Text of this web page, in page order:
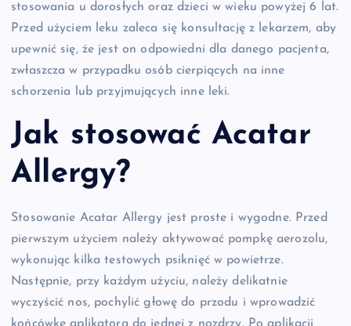
stosowania u dorosłych oraz dzieci w wieku powyżej 6 lat.
Przed użyciem leku zaleca się konsultację z lekarzem, aby
upewnić się, że jest on odpowiedni dla danego pacjenta,
zwłaszcza w przypadku osób cierpiących na inne
schorzenia lub przyjmujących inne leki.
Jak stosować Acatar
Allergy?
Stosowanie Acatar Allergy jest proste i wygodne. Przed
pierwszym użyciem należy aktywować pompkę aerozolu,
wykonując kilka testowych psiknięć w powietrze.
Następnie, przy każdym użyciu, należy delikatnie
wyczyścić nos, pochylić głowę do przodu i wprowadzić
końcówkę aplikatora do jednej z nozdrzy. Po aplikacji